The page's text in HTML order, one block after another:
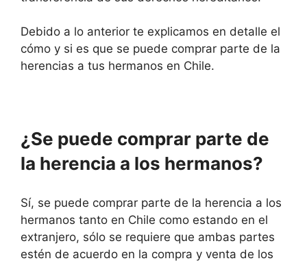
Debido a lo anterior te explicamos en detalle el
cómo y si es que se puede comprar parte de la
herencias a tus hermanos en Chile.
¿Se puede comprar parte de
la herencia a los hermanos?
Sí, se puede comprar parte de la herencia a los
hermanos tanto en Chile como estando en el
extranjero, sólo se requiere que ambas partes
estén de acuerdo en la compra y venta de los